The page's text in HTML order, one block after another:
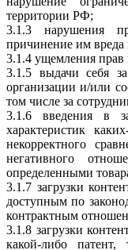
территории РФ;
3.1.3 нарушения
причинение им
3.1.4 ущемления
3.1.5 выдачи себя
организации и/или
том числе за
3.1.6 введения в
характеристик
некорректного
негативного
определенными
3.1.7 загрузки
доступным по
контрактным
3.1.8 загрузки
какой-либо патент,